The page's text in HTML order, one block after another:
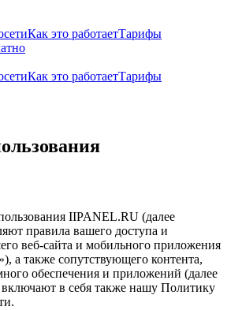
Как это работаетТарифы
Как это работаетТарифы
IIPANEL.RU (далее
правила вашего доступа и
веб-сайта и мобильного приложения
а также сопутствующего контента,
обеспечения и приложений (далее
включают в себя также нашу Политику